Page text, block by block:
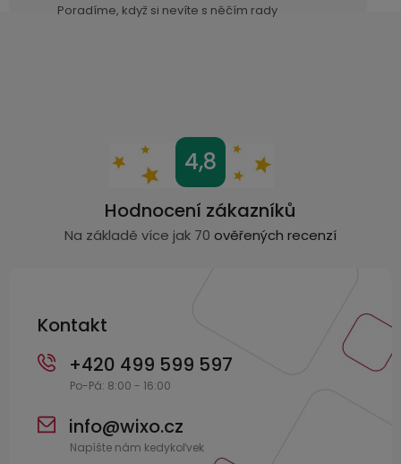
v
Poradíme, když si nevíte s něčím rady
4,8
Hodnocení zákazníků
Na základě více jak 70 ověřených recenzí
Kontakt
info@wixo.cz
+420 499 599 597